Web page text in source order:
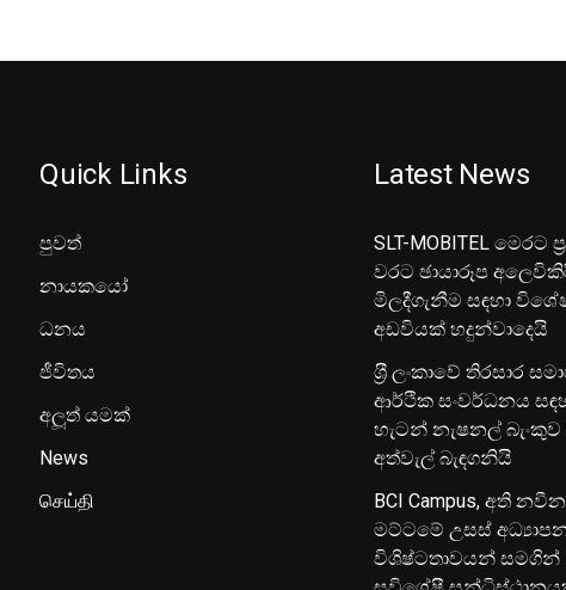
Quick Links
පුවත්
නායකයෝ
ධනය
ජීවිතය
අලූත් යමක්
News
செய்தி
Latest News
SLT-MOBITEL මෙරට
වරට ඡායාරූප
මිලදීගැනීම සඳහා
අඩවියක් හදුන්වාදෙයි
ශ‍්‍රී ලංකාවේ තිරසාර
ආර්ථික සංවර්ධනය
හැටන් නැෂනල්
අත්වැල් බැඳගනියි
BCI Campus, අති නවීන
මට්ටමේ උසස්
විශිෂ්ටතාවයන් සමගින්